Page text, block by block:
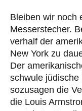
Bleiben wir noch
Messerstecher.
verhalf der
New York zu
Der
schwule
sozusagen die
die Louis